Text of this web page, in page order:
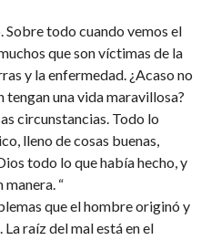
todo cuando vemos el
que son víctimas de la
y la enfermedad. ¿Acaso no
una vida maravillosa?
circunstancias. Todo lo
lleno de cosas buenas,
todo lo que había hecho, y
manera. “
que el hombre originó y
raíz del mal está en el